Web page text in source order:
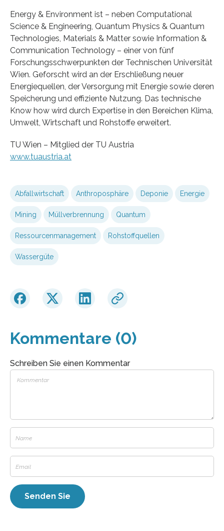
Energy & Environment ist – neben Computational
Science & Engineering, Quantum Physics & Quantum
Technologies, Materials & Matter sowie Information &
Communication Technology – einer von fünf
Forschungsschwerpunkten der Technischen Universität
Wien. Geforscht wird an der Erschließung neuer
Energiequellen, der Versorgung mit Energie sowie deren
Speicherung und effiziente Nutzung. Das technische
Know how wird durch Expertise in den Bereichen Klima,
Umwelt, Wirtschaft und Rohstoffe erweitert.
TU Wien – Mitglied der TU Austria
www.tuaustria.at
Abfallwirtschaft Anthroposphäre Deponie Energie
Mining Müllverbrennung Quantum
Ressourcenmanagement Rohstoffquellen
Wassergüte
Kommentare (0)
Schreiben Sie einen Kommentar